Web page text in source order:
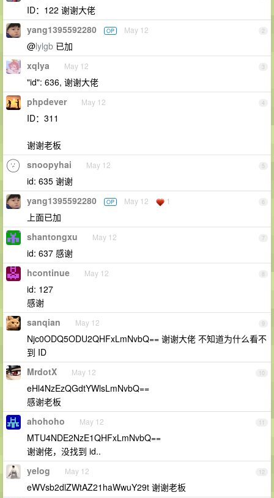
ID：122 谢谢大佬
2
yang1395592280 OP May 12
@lylgb 已加
3
xqlya May 12
"id": 636, 谢谢大佬
4
phpdever May 12
ID：311
谢谢老板
5
snoopyhai May 12
id: 635 谢谢
6
yang1395592280 OP May 12 1
上面已加
7
shantongxu May 12
id: 637 感谢
8
hcontinue May 12
id: 127
感谢
9
sanqian May 12
Njc0ODQ5ODU2QHFxLmNvbQ== 谢谢大佬 不知道为什么看不
到 ID
10
MrdotX May 12
eHl4NzEzQGdtYWlsLmNvbQ==
感谢老板
11
ahohoho May 12
MTU4NDE2NzE1QHFxLmNvbQ==
谢谢佬，没找到 id..
12
yelog May 12
eWVsb2dlZWtAZ21haWwuY29t 谢谢老板